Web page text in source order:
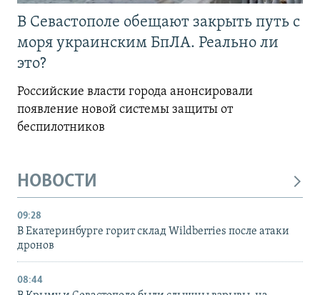
В Севастополе обещают закрыть путь с
моря украинским БпЛА. Реально ли
это?
Российские власти города анонсировали
появление новой системы защиты от
беспилотников
НОВОСТИ
09:28
В Екатеринбурге горит склад Wildberries после атаки
дронов
08:44